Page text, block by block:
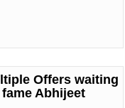
Offers waiting
Abhijeet